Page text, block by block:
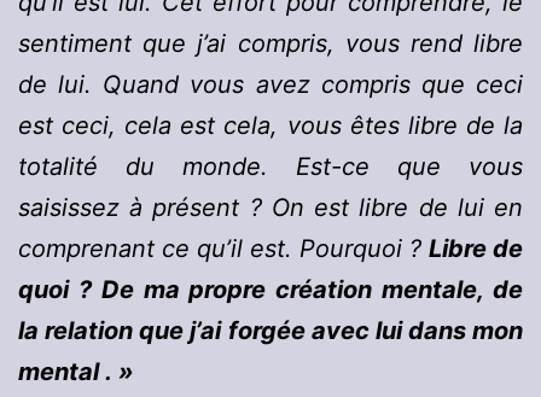
sentiment que j’ai compris, vous rend libre
de lui. Quand vous avez compris que ceci
est ceci, cela est cela, vous êtes libre de la
totalité du monde. Est-ce que vous
saisissez à présent ? On est libre de lui en
comprenant ce qu’il est. Pourquoi ? Libre de
quoi ? De ma propre création mentale, de
la relation que j’ai forgée avec lui dans mon
mental . »